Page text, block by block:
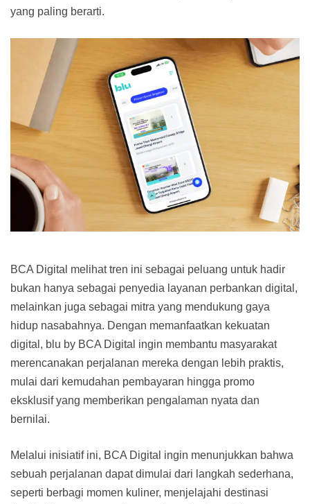
yang paling berarti.
BCA Digital melihat tren ini sebagai peluang untuk hadir
bukan hanya sebagai penyedia layanan perbankan digital,
melainkan juga sebagai mitra yang mendukung gaya
hidup nasabahnya. Dengan memanfaatkan kekuatan
digital, blu by BCA Digital ingin membantu masyarakat
merencanakan perjalanan mereka dengan lebih praktis,
mulai dari kemudahan pembayaran hingga promo
eksklusif yang memberikan pengalaman nyata dan
bernilai.
Melalui inisiatif ini, BCA Digital ingin menunjukkan bahwa
sebuah perjalanan dapat dimulai dari langkah sederhana,
seperti berbagi momen kuliner, menjelajahi destinasi